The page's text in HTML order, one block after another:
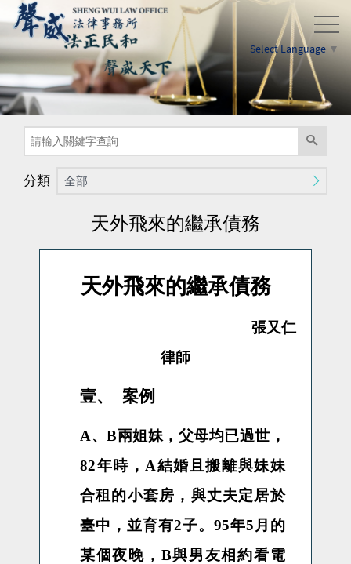
Select Language ▼
分類 全部
天外飛來的繼承債務
天外飛來的繼承債務
張又仁
律師
壹、 案例
A、B兩姐妹，父母均已過世，
82年時， A結婚且搬離與妹妹
合租的小套房，與丈夫定居於
臺中，並育有2子。 95年5 月的
某個夜晚， B與男友相約看電